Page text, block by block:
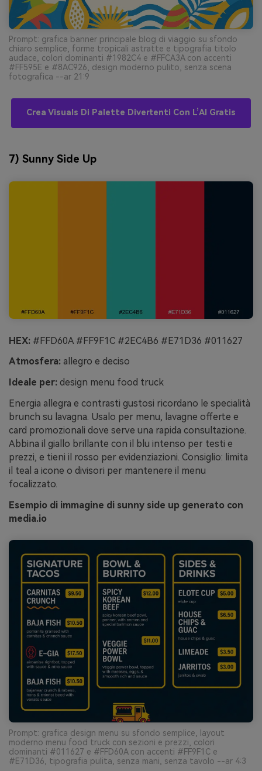
Prompt: grafica banner principale blog di viaggio su sfondo
chiaro semplice, forme tropicali astratte e tipografia titolo
audace, colori dominanti #1982C4 e #FFCA3A con accenti
#FF595E e #8AC926, design moderno pulito, senza scena
fotografica --ar 21:9
Crea Visuals Di Palette Divertenti Con L’AI Gratis
7) Sunny Side Up
HEX: #FFD60A #FF9F1C #2EC4B6 #E71D36 #011627
Atmosfera: allegro e deciso
Ideale per: design menu food truck
Energia allegra e contrasti gustosi ricordano le specialità
brunch su lavagna. Usalo per menu, lavagne offerte e
card promozionali dove serve una rapida consultazione.
Abbina il giallo brillante con il blu intenso per testi e
prezzi, e tieni il rosso per evidenziazioni. Consiglio: limita
il teal a icone o divisori per mantenere il menu
focalizzato.
Esempio di immagine di sunny side up generato con
media.io
Prompt: grafica design menu su sfondo semplice, layout
moderno menu food truck con sezioni e prezzi, colori
dominanti #011627 e #FFD60A con accenti #FF9F1C e
#E71D36, tipografia pulita, senza mani, senza tavolo --ar 4:3